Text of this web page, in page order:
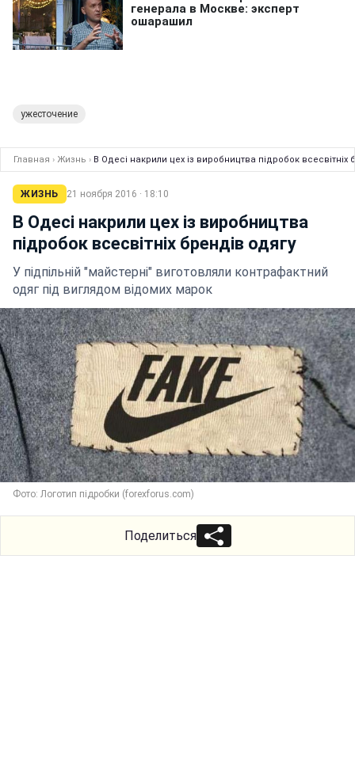
ужесточение
Главная › Жизнь › В Одесі накрили цех із виробництва підробок всесвітніх
ЖИЗНЬ 21 ноября 2016 · 18:10
В Одесі накрили цех із виробництва
підробок всесвітніх брендів одягу
У підпільній "майстерні" виготовляли контрафактний
одяг під виглядом відомих марок
Фото: Логотип підробки (forexforus.com)
Поделиться